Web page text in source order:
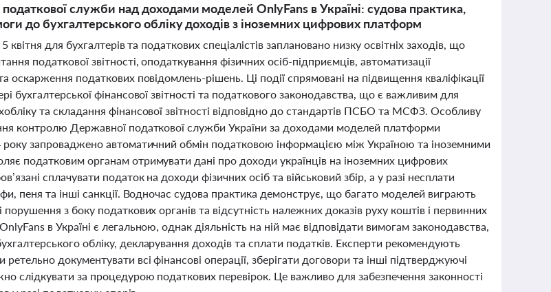
служби над доходами моделей OnlyFans в Україні: судова практика,
до бухгалтерського обліку доходів з іноземних цифрових платформ
квітня для бухгалтерів та податкових спеціалістів заплановано низку освітніх заходів, що
податкової звітності, оподаткування фізичних осіб-підприємців, автоматизації
оскарження податкових повідомлень-рішень. Ці події спрямовані на підвищення кваліфікації
бухгалтерської фінансової звітності та податкового законодавства, що є важливим для
та складання фінансової звітності відповідно до стандартів ПСБО та МСФЗ. Особливу
контролю Державної податкової служби України за доходами моделей платформи
запроваджено автоматичний обмін податковою інформацією між Україною та іноземними
податковим органам отримувати дані про доходи українців на іноземних цифрових
сплачувати податок на доходи фізичних осіб та військовий збір, а у разі несплати
пеня та інші санкції. Водночас судова практика демонструє, що багато моделей виграють
з боку податкових органів та відсутність належних доказів руху коштів і первинних
в Україні є легальною, однак діяльність на ній має відповідати вимогам законодавства,
обліку, декларування доходів та сплати податків. Експерти рекомендують
документувати всі фінансові операції, зберігати договори та інші підтверджуючі
слідкувати за процедурою податкових перевірок. Це важливо для забезпечення законності